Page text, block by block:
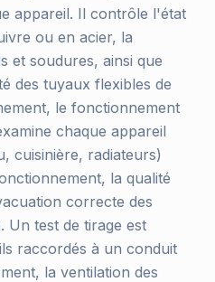
appareil. Il contrôle l'état
ou en acier, la
et soudures, ainsi que
des tuyaux flexibles de
le fonctionnement
chaque appareil
cuisinière, radiateurs)
la qualité
correcte des
Un test de tirage est
raccordés à un conduit
la ventilation des